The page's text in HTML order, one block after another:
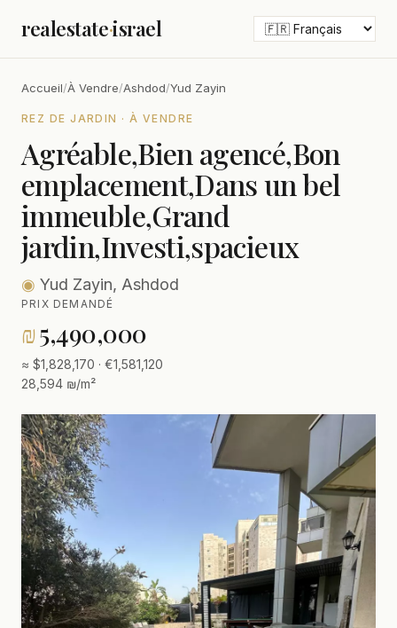
realestate·israel
Accueil/À Vendre/Ashdod/Yud Zayin
REZ DE JARDIN · À VENDRE
Agréable,Bien agencé,Bon
emplacement,Dans un bel
immeuble,Grand
jardin,Investi,spacieux
◉ Yud Zayin, Ashdod
PRIX DEMANDÉ
₪5,490,000
≈ $1,828,170 · €1,581,120
28,594 ₪/m²